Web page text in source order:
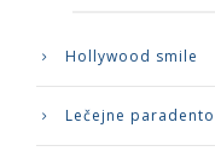
Hollywood smile
Lečejne